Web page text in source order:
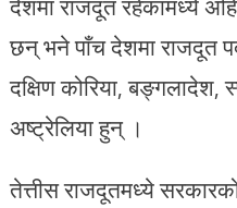
छन् भने पाँच देशमा राजदूत
दक्षिण कोरिया, बङ्गलादेश,
अष्ट्रेलिया हुन् ।
तेत्तीस राजदूतमध्ये